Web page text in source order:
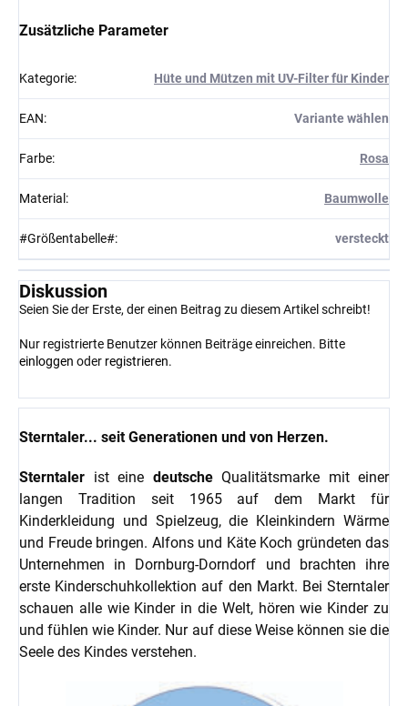
Zusätzliche Parameter
Kategorie: Hüte und Mützen mit UV-Filter für Kinder
EAN: Variante wählen
Farbe: Rosa
Material : Baumwolle
#Größentabelle#: versteckt
Diskussion
Seien Sie der Erste, der einen Beitrag zu diesem Artikel schreibt!
Nur registrierte Benutzer können Beiträge einreichen. Bitte
einloggen oder registrieren.
Sterntaler... seit Generationen und von Herzen.
Sterntaler ist eine deutscheQualitätsmarke mit einer
langen Tradition seit 1965 auf dem Markt für
Kinderkleidung und Spielzeug, die Kleinkindern Wärme
und Freude bringen. Alfons und Käte Koch gründeten das
Unternehmen in Dornburg-Dorndorf und brachten ihre
erste Kinderschuhkollektion auf den Markt. Bei Sterntaler
schauen alle wie Kinder in die Welt, hören wie Kinder zu
und fühlen wie Kinder. Nur auf diese Weise können sie die
Seele des Kindes verstehen.